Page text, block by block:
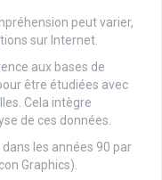
peut varier,
sur Internet.
aux bases de
être étudiées avec
Cela intègre
de ces données.
dans les années 90 par
Graphics).